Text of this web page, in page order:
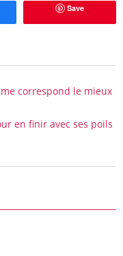
Save
correspond le mieux
en finir avec ses poils